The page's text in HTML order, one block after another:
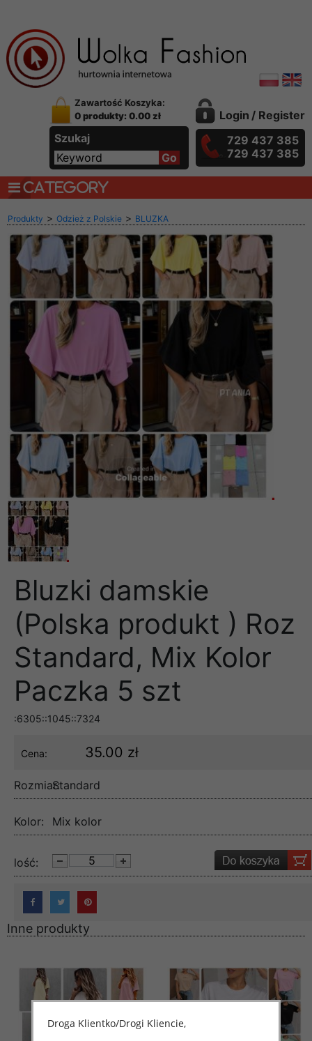
Zawartość Koszyka:
0 produkty: 0.00 zł
Szukaj
Login / Register
729 437 385
729 437 385
CATEGORY
Produkty > Odzież z Polskie > BLUZKA
Bluzki damskie
(Polska produkt ) Roz
Standard, Mix Kolor
Paczka 5 szt
:6305::1045::7324
Cena: 35.00 zł
Rozmiar:Standard
Kolor: Mix kolor
lość:
Inne produkty
Droga Klientko/Drogi Kliencie,